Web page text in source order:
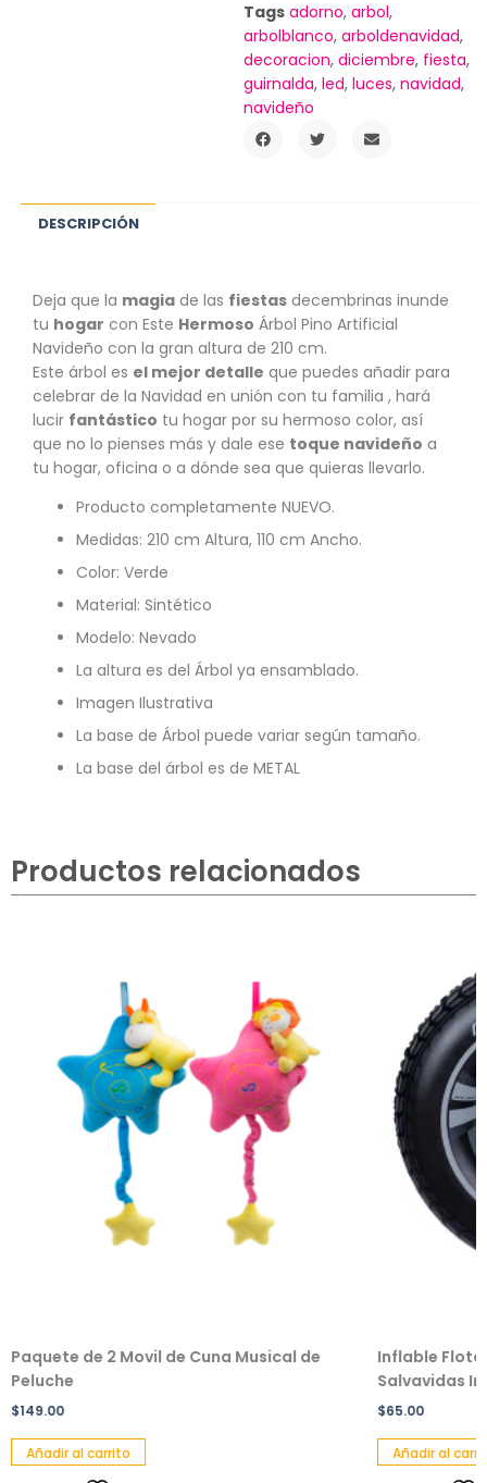
Tags adorno, arbol,
arbolblanco, arboldenavidad,
decoracion, diciembre, fiesta,
guirnalda, led, luces, navidad,
navideño
DESCRIPCIÓN
Deja que la magia de las fiestas decembrinas inunde
tu hogar con Este Hermoso Árbol Pino Artificial
Navideño con la gran altura de 210 cm.
Este árbol es el mejor detalle que puedes añadir para
celebrar de la Navidad en unión con tu familia , hará
lucir fantástico tu hogar por su hermoso color, así
que no lo pienses más y dale ese toque navideño a
tu hogar, oficina o a dónde sea que quieras llevarlo.
Producto completamente NUEVO.
Medidas: 210 cm Altura, 110 cm Ancho.
Color: Verde
Material: Sintético
Modelo: Nevado
La altura es del Árbol ya ensamblado.
Imagen Ilustrativa
La base de Árbol puede variar según tamaño.
La base del árbol es de METAL
Productos relacionados
Paquete de 2 Movil de Cuna Musical de
Peluche
$149.00
Añadir al carrito
Inflable
Salvavidas
$65.00
Añadir al